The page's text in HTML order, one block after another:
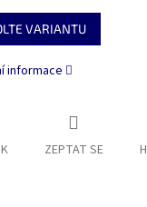
VARIANTU
informace
ZEPTAT SE